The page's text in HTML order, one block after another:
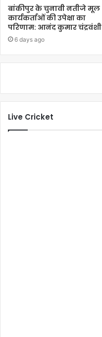
बांकीपुर के चुनावी नतीजे मूल
कार्यकर्ताओं की उपेक्षा का
परिणाम: आनंद कुमार चंद्रवंशी
6 days ago
Live Cricket